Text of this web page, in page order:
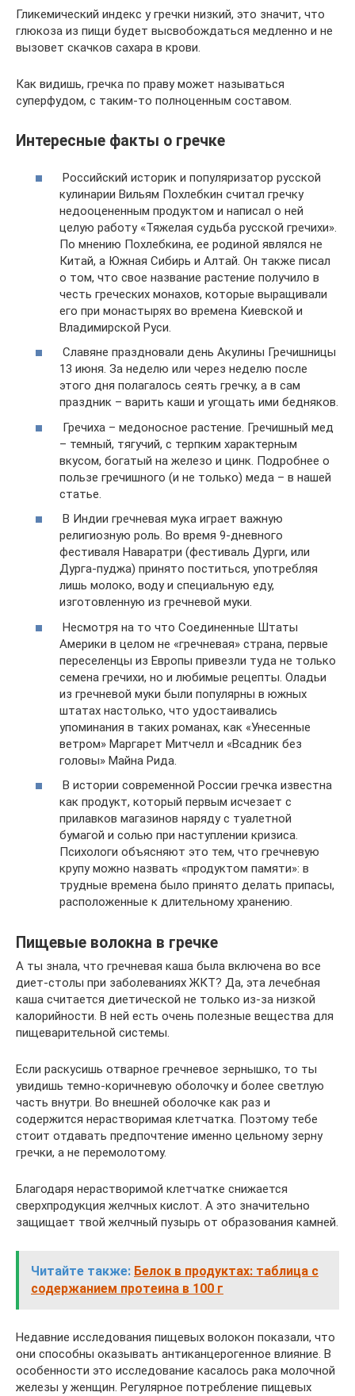
Гликемический индекс у гречки низкий, это значит, что
глюкоза из пищи будет высвобождаться медленно и не
вызовет скачков сахара в крови.
Как видишь, гречка по праву может называться
суперфудом, с таким-то полноценным составом.
Интересные факты о гречке
Российский историк и популяризатор русской
кулинарии Вильям Похлебкин считал гречку
недооцененным продуктом и написал о ней
целую работу «Тяжелая судьба русской гречихи».
По мнению Похлебкина, ее родиной являлся не
Китай, а Южная Сибирь и Алтай. Он также писал
о том, что свое название растение получило в
честь греческих монахов, которые выращивали
его при монастырях во времена Киевской и
Владимирской Руси.
Славяне праздновали день Акулины Гречишницы
13 июня. За неделю или через неделю после
этого дня полагалось сеять гречку, а в сам
праздник – варить каши и угощать ими бедняков.
Гречиха – медоносное растение. Гречишный мед
– темный, тягучий, с терпким характерным
вкусом, богатый на железо и цинк. Подробнее о
пользе гречишного (и не только) меда – в нашей
статье.
В Индии гречневая мука играет важную
религиозную роль. Во время 9-дневного
фестиваля Наваратри (фестиваль Дурги, или
Дурга-пуджа) принято поститься, употребляя
лишь молоко, воду и специальную еду,
изготовленную из гречневой муки.
Несмотря на то что Соединенные Штаты
Америки в целом не «гречневая» страна, первые
переселенцы из Европы привезли туда не только
семена гречихи, но и любимые рецепты. Оладьи
из гречневой муки были популярны в южных
штатах настолько, что удостаивались
упоминания в таких романах, как «Унесенные
ветром» Маргарет Митчелл и «Всадник без
головы» Майна Рида.
В истории современной России гречка известна
как продукт, который первым исчезает с
прилавков магазинов наряду с туалетной
бумагой и солью при наступлении кризиса.
Психологи объясняют это тем, что гречневую
крупу можно назвать «продуктом памяти»: в
трудные времена было принято делать припасы,
расположенные к длительному хранению.
Пищевые волокна в гречке
А ты знала, что гречневая каша была включена во все
диет-столы при заболеваниях ЖКТ? Да, эта лечебная
каша считается диетической не только из-за низкой
калорийности. В ней есть очень полезные вещества для
пищеварительной системы.
Если раскусишь отварное гречневое зернышко, то ты
увидишь темно-коричневую оболочку и более светлую
часть внутри. Во внешней оболочке как раз и
содержится нерастворимая клетчатка. Поэтому тебе
стоит отдавать предпочтение именно цельному зерну
гречки, а не перемолотому.
Благодаря нерастворимой клетчатке снижается
сверхпродукция желчных кислот. А это значительно
защищает твой желчный пузырь от образования камней.
Читайте также: Белок в продуктах: таблица с
содержанием протеина в 100 г
Недавние исследования пищевых волокон показали, что
они способны оказывать антиканцерогенное влияние. В
особенности это исследование касалось рака молочной
железы у женщин. Регулярное потребление пищевых